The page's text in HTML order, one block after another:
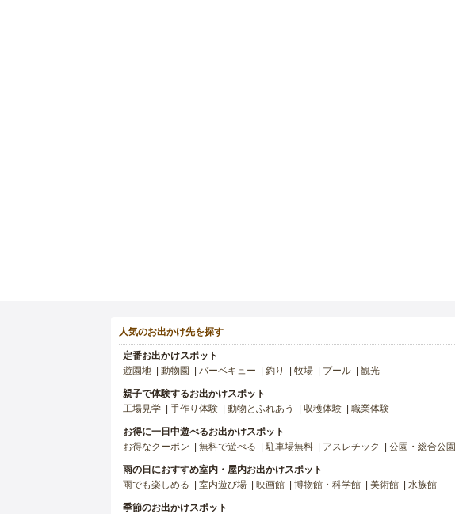
人気のお出かけ先を探す
定番お出かけスポット
遊園地
動物園 バーベキュー 釣り 牧場 プール 観光
親子で体験するお出かけスポット
工場見学
手作り体験 動物とふれあう 収穫体験 職業体験
お得に一日中遊べるお出かけスポット
お得なクーポン
無料で遊べる 駐車場無料 アスレチック 公園・総合公園
雨の日におすすめ室内・屋内お出かけスポット
雨でも楽しめる
室内遊び場 映画館 博物館・科学館 美術館 水族館
季節のお出かけスポット